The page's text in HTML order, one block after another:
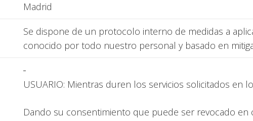
Madrid
Se dispone de un protocolo interno de medidas a
conocido por todo nuestro personal y basado en
USUARIO: Mientras duren los servicios solicitados en
Dando su consentimiento que puede ser revocado